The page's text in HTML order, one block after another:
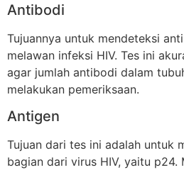
Antibodi
Tujuannya untuk mendeteksi
melawan infeksi HIV. Tes ini
agar jumlah antibodi dalam
melakukan pemeriksaan.
Antigen
Tujuan dari tes ini adalah untuk
bagian dari virus HIV, yaitu